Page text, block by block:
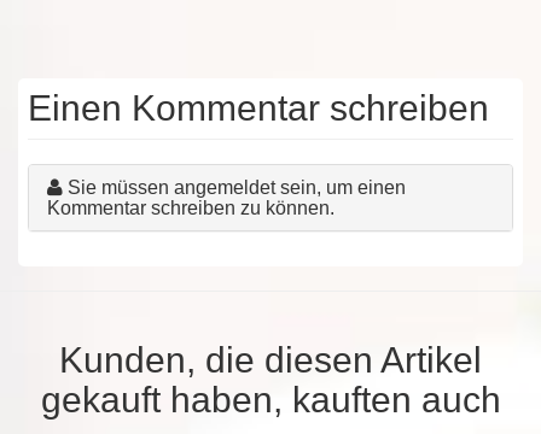
Einen Kommentar schreiben
Sie müssen angemeldet sein, um einen
Kommentar schreiben zu können.
Kunden, die diesen Artikel
gekauft haben, kauften auch